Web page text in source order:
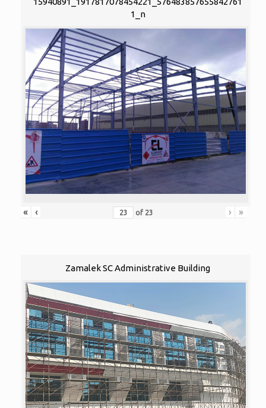
1_n
« ‹ of 23 › »
Zamalek SC Administrative Building